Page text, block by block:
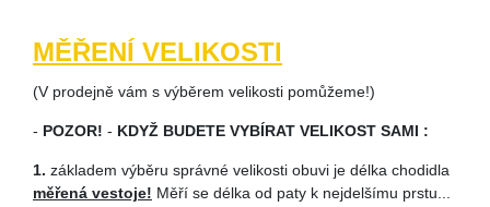
MĚŘENÍ VELIKOSTI
(V prodejně vám s výběrem velikosti pomůžeme!)
- POZOR! - KDYŽ BUDETE VYBÍRAT VELIKOST SAMI :
1. základem výběru správné velikosti obuvi je délka chodidla
měřená vestoje! Měří se délka od paty k nejdelšímu prstu...